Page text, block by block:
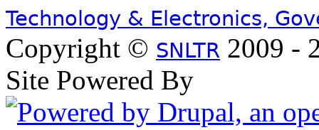
Technology & Electronics,
Copyright © SNLTR 2009 -
Site Powered By